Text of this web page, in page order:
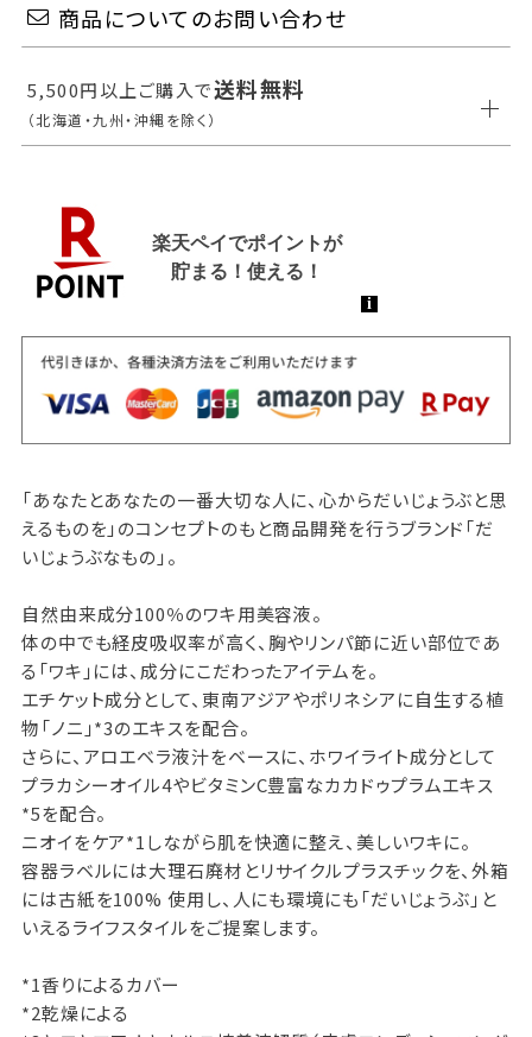
商品についてのお問い合わせ
5,500円以上ご購入で送料無料
（北海道・九州・沖縄を除く）
「あなたとあなたの一番大切な人に、心からだいじょうぶと思
えるものを」のコンセプトのもと商品開発を行うブランド「だ
いじょうぶなもの」。
自然由来成分100％のワキ用美容液。
体の中でも経皮吸収率が高く、胸やリンパ節に近い部位であ
る「ワキ」には、成分にこだわったアイテムを。
エチケット成分として、東南アジアやポリネシアに自生する植
物「ノニ」*3のエキスを配合。
さらに、アロエベラ液汁をベースに、ホワイライト成分として
プラカシーオイル4やビタミンC豊富なカカドゥプラムエキス
*5を配合。
ニオイをケア*1しながら肌を快適に整え、美しいワキに。
容器ラベルには大理石廃材とリサイクルプラスチックを、外箱
には古紙を100% 使用し、人にも環境にも「だいじょうぶ」と
いえるライフスタイルをご提案します。
*1香りによるカバー
*2乾燥による